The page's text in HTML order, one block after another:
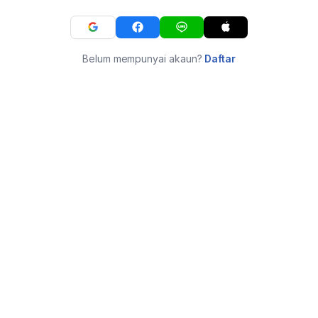
Belum mempunyai akaun? Daftar